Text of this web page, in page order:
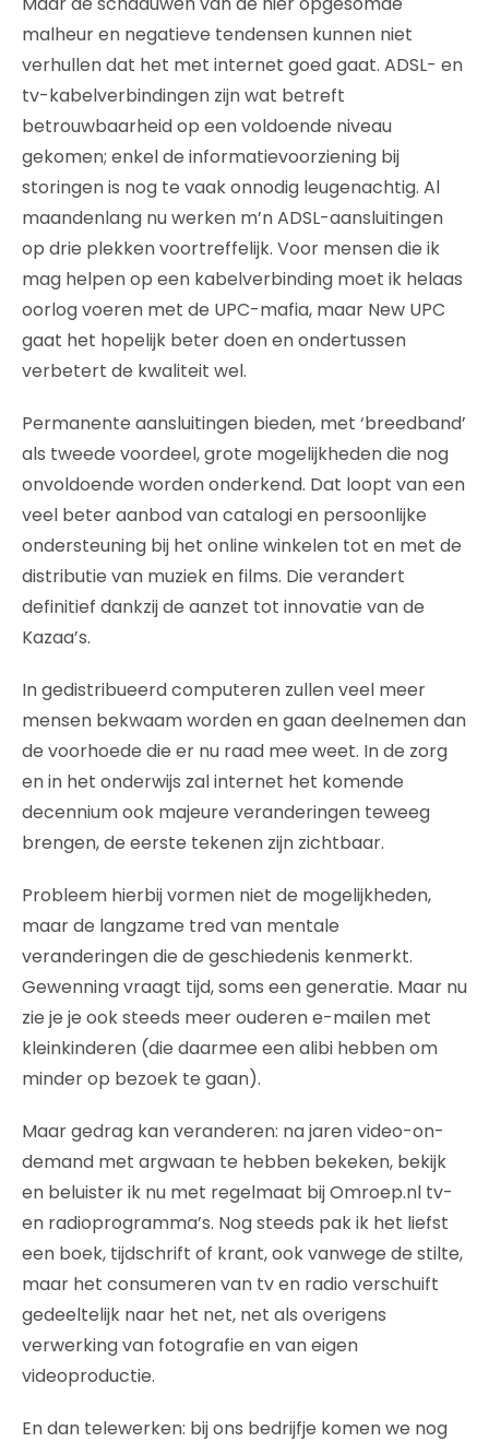
malheur en negatieve tendensen kunnen niet
verhullen dat het met internet goed gaat. ADSL- en
tv-kabelverbindingen zijn wat betreft
betrouwbaarheid op een voldoende niveau
gekomen; enkel de informatievoorziening bij
storingen is nog te vaak onnodig leugenachtig. Al
maandenlang nu werken m’n ADSL-aansluitingen
op drie plekken voortreffelijk. Voor mensen die ik
mag helpen op een kabelverbinding moet ik helaas
oorlog voeren met de UPC-mafia, maar New UPC
gaat het hopelijk beter doen en ondertussen
verbetert de kwaliteit wel.
Permanente aansluitingen bieden, met ‘breedband’
als tweede voordeel, grote mogelijkheden die nog
onvoldoende worden onderkend. Dat loopt van een
veel beter aanbod van catalogi en persoonlijke
ondersteuning bij het online winkelen tot en met de
distributie van muziek en films. Die verandert
definitief dankzij de aanzet tot innovatie van de
Kazaa’s.
In gedistribueerd computeren zullen veel meer
mensen bekwaam worden en gaan deelnemen dan
de voorhoede die er nu raad mee weet. In de zorg
en in het onderwijs zal internet het komende
decennium ook majeure veranderingen teweeg
brengen, de eerste tekenen zijn zichtbaar.
Probleem hierbij vormen niet de mogelijkheden,
maar de langzame tred van mentale
veranderingen die de geschiedenis kenmerkt.
Gewenning vraagt tijd, soms een generatie. Maar nu
zie je je ook steeds meer ouderen e-mailen met
kleinkinderen (die daarmee een alibi hebben om
minder op bezoek te gaan).
Maar gedrag kan veranderen: na jaren video-on-
demand met argwaan te hebben bekeken, bekijk
en beluister ik nu met regelmaat bij Omroep.nl tv-
en radioprogramma’s. Nog steeds pak ik het liefst
een boek, tijdschrift of krant, ook vanwege de stilte,
maar het consumeren van tv en radio verschuift
gedeeltelijk naar het net, net als overigens
verwerking van fotografie en van eigen
videoproductie.
En dan telewerken: bij ons bedrijfje komen we nog